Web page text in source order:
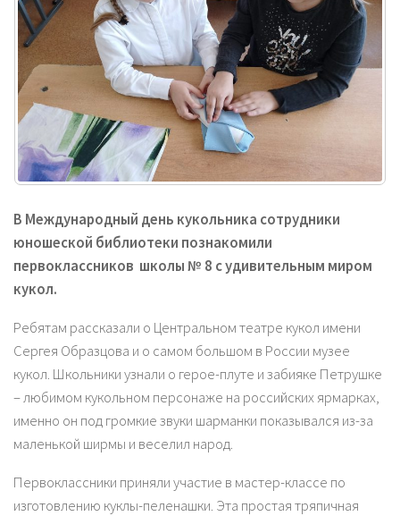
В Международный день кукольника сотрудники
юношеской библиотеки познакомили
первоклассников школы № 8 с удивительным миром
кукол.
Ребятам рассказали о Центральном театре кукол имени
Сергея Образцова и о самом большом в России музее
кукол. Школьники узнали о герое-плуте и забияке Петрушке
– любимом кукольном персонаже на российских ярмарках,
именно он под громкие звуки шарманки показывался из-за
маленькой ширмы и веселил народ.
Первоклассники приняли участие в мастер-классе по
изготовлению куклы-пeлeнaшки. Эта простая тряпичная